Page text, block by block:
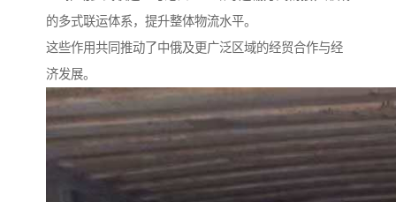
的多式联运体系，提升整体物流水平。
这些作用共同推动了中俄及更广泛区域的经贸合作与经
济发展。